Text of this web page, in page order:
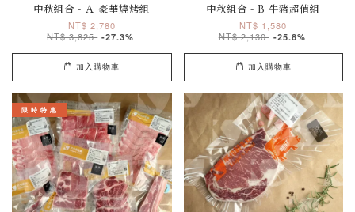
中秋組合 - Ａ 豪華燒烤組
NT$ 2,780
NT$ 3,825 -27.3%
加入購物車
中秋組合 - B 牛豬超值組
NT$ 1,580
NT$ 2,130 -25.8%
加入購物車
限 時 特 惠